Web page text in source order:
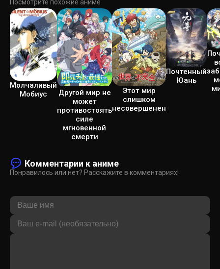
Посмотрите похожие аниме
Молчаливый
Мобиус
Другой мир не
может
противостоять
силе
мгновенной
смерти
Этот мир
слишком
несовершенен
Почтенный
Юань
Комментарии к аниме
Понравилось или нет? Расскажите в комментариях!